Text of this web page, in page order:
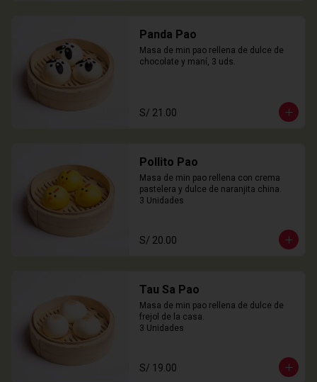
Panda Pao
Masa de min pao rellena de dulce de
chocolate y maní, 3 uds.
S/ 21.00
Pollito Pao
Masa de min pao rellena con crema
pastelera y dulce de naranjita china.
3 Unidades
S/ 20.00
Tau Sa Pao
Masa de min pao rellena de dulce de
frejol de la casa.
3 Unidades
S/ 19.00